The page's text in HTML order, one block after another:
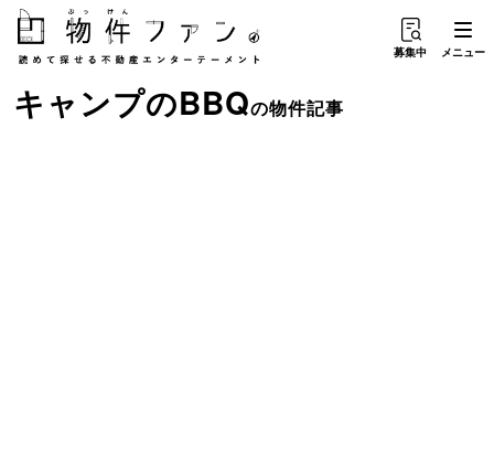
募集中 メニュー
キャンプのBBQの物件記事